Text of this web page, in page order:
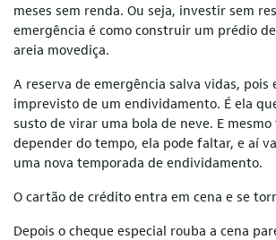
meses sem renda. Ou seja, investir sem
emergência é como construir um prédio
areia movediça.
A reserva de emergência salva vidas, pois
imprevisto de um endividamento. É ela
susto de virar uma bola de neve. E
depender do tempo, ela pode faltar, e aí
uma nova temporada de endividamento.
O cartão de crédito entra em cena e se
Depois o cheque especial rouba a cena